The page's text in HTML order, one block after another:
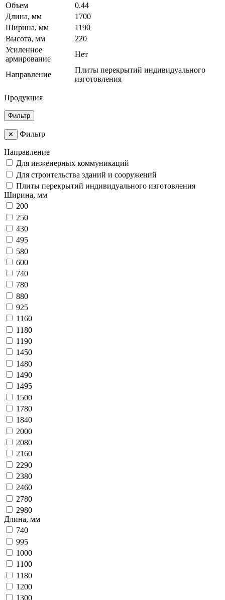
Объем
0.44
Длина, мм
1700
Ширина, мм
1190
Высота, мм
220
Усиленное
армирование
Нет
Направление
Плиты перекрытий индивидуального
изготовления
Продукция
Фильтр
✕ Фильтр
Направление
Для инженерных коммуникаций
Для строительства зданий и сооружений
Плиты перекрытий индивидуального изготовления
Ширина, мм
200
250
430
495
580
600
740
780
880
925
1160
1180
1190
1450
1480
1490
1495
1500
1780
1840
2000
2080
2160
2290
2380
2460
2780
2980
Длина, мм
740
995
1000
1100
1180
1200
1300